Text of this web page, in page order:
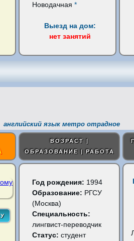
Новодачная*
Выезд на дом:
нет занятий
английский язык метро отрадное
ВОЗРАСТ |
ОБРАЗОВАНИЕ | РАБОТА
Год рождения: 1994
Образование: РГСУ
(Москва)
Специальность:
лингвист-переводчик
Статус:студент